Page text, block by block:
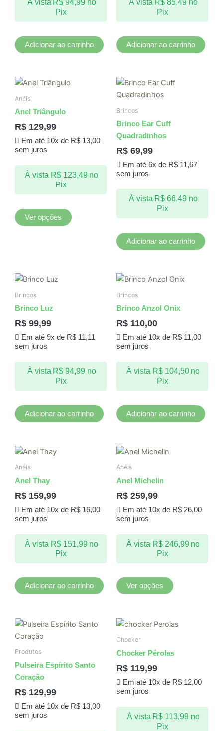
À vista R$ 94,99 no
Pix
Adicionar ao carrinho
À vista R$ 85,49 no
Pix
Adicionar ao carrinho
Anéis
Anel Triângulo
R$ 129,99
Em até 10x de R$13,00
sem juros
À vista R$123,49 no
Pix
Ver opções
As
podem
ser
página
Brincos
Brinco Ear Cuff
Quadradinhos
R$ 69,99
Em até 6x de R$11,67
sem juros
À vista R$ 66,49 no
Pix
Adicionar ao carrinho
Brincos
Brinco Luz
R$ 99,99
Em até 9x de R$11,11
sem juros
À vista R$ 94,99 no
Pix
Adicionar ao carrinho
Brincos
Brinco Anzol Onix
R$ 110,00
Em até 10x de R$11,00
sem juros
À vista R$104,50 no
Pix
Adicionar ao carrinho
Anéis
Anel Thay
R$ 159,99
Em até 10x de R$16,00
sem juros
À vista R$151,99 no
Pix
Adicionar ao carrinho
Anéis
Anel Michelin
R$ 259,99
Em até 10x de R$26,00
sem juros
À vista R$246,99 no
Pix
Ver opções
As
podem
ser
página
Produtos
Pulseira Espírito Santo
Coração
R$ 129,99
Em até 10x de R$13,00
sem juros
Chocker
Chocker Pérolas
R$ 119,99
Em até 10x de R$12,00
sem juros
À vista R$ 113,99 no
Pix